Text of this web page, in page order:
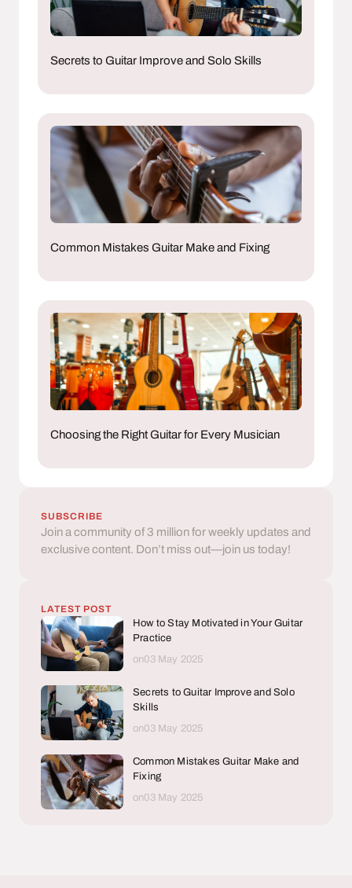
Secrets to Guitar Improve and Solo Skills
Common Mistakes Guitar Make and Fixing
Choosing the Right Guitar for Every Musician
SUBSCRIBE
Join a community of 3 million for weekly updates and
exclusive content. Don’t miss out—join us today!
LATEST POST
How to Stay Motivated in Your Guitar
Practice
on03 May 2025
Secrets to Guitar Improve and Solo
Skills
on03 May 2025
Common Mistakes Guitar Make and
Fixing
on03 May 2025